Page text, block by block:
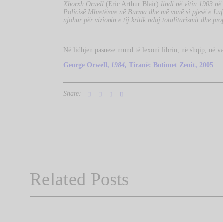
Xhorxh Oruell (Eric Arthur Blair) lindi në vitin 1903 në
Policisë Mbretërore në Burma dhe më vonë si pjesë e
njohur për vizionin e tij kritik ndaj totalitarizmit dhe
Në lidhjen pasuese mund të lexoni librin, në shqip, në
George Orwell, 1984,Tiranë: Botimet Zenit, 2005
Share:
Related Posts